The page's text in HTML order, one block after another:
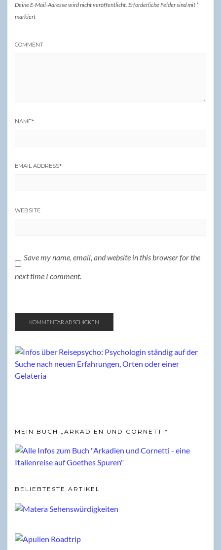
Deine E-Mail-Adresse wird nicht veröffentlicht. Erforderliche Felder sind mit *
markiert
COMMENT
NAME*
EMAIL ADDRESS*
WEBSITE
Save my name, email, and website in this browser for the
next time I comment.
MEIN BUCH „ARKADIEN UND CORNETTI“
BELIEBTESTE ARTIKEL